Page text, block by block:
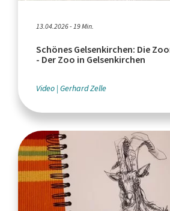
13.04.2026 - 19 Min.
Schönes Gelsenkirchen: Die
- Der Zoo in Gelsenkirchen
Video Gerhard Zelle